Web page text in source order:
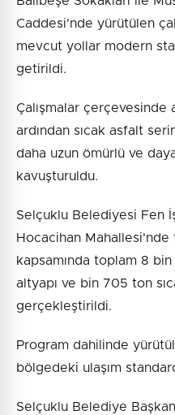
Caddesi'nde yürütülen
mevcut yollar modern
getirildi.
Çalışmalar çerçevesinde
ardından sıcak asfalt
daha uzun ömürlü ve
kavuşturuldu.
Selçuklu Belediyesi Fen
Hocacihan Mahallesi'nde
kapsamında toplam 8
altyapı ve bin 705 ton
gerçekleştirildi.
Program dahilinde
bölgedeki ulaşım
Selçuklu Belediye